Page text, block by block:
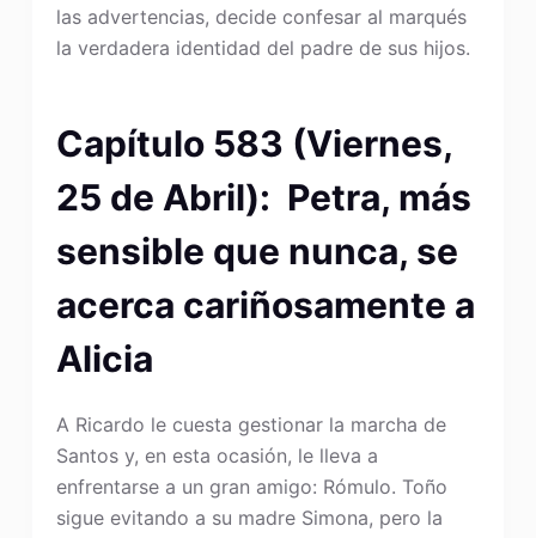
las advertencias, decide confesar al marqués
la verdadera identidad del padre de sus hijos.
Capítulo 583 (Viernes,
25 de Abril): Petra, más
sensible que nunca, se
acerca cariñosamente a
Alicia
A Ricardo le cuesta gestionar la marcha de
Santos y, en esta ocasión, le lleva a
enfrentarse a un gran amigo: Rómulo. Toño
sigue evitando a su madre Simona, pero la